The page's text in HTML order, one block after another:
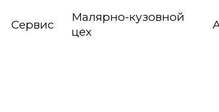
Сервис
Малярно-кузовной
цех